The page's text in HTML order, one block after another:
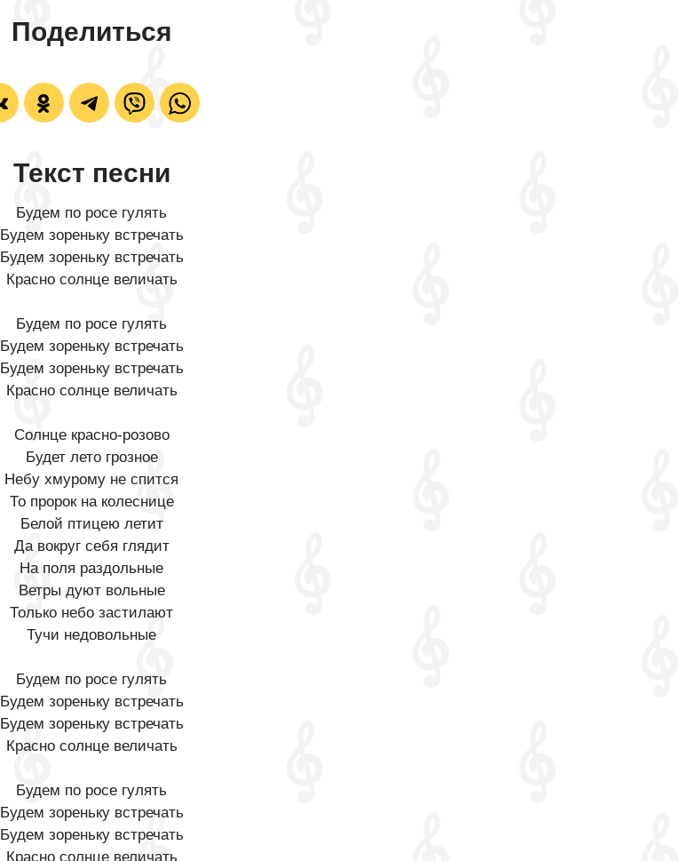
Поделиться
Текст песни
Будем по росе гулять
Будем зореньку встречать
Будем зореньку встречать
Красно солнце величать
Будем по росе гулять
Будем зореньку встречать
Будем зореньку встречать
Красно солнце величать
Солнце красно-розово
Будет лето грозное
Небу хмурому не спится
То пророк на колеснице
Белой птицею летит
Да вокруг себя глядит
На поля раздольные
Ветры дуют вольные
Только небо застилают
Тучи недовольные
Будем по росе гулять
Будем зореньку встречать
Будем зореньку встречать
Красно солнце величать
Будем по росе гулять
Будем зореньку встречать
Будем зореньку встречать
Красно солнце величать